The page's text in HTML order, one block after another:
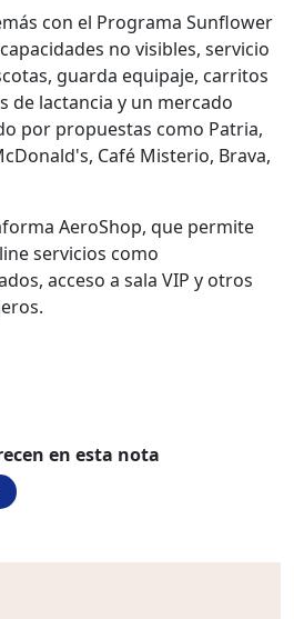
con el Programa Sunflower
no visibles, servicio
guarda equipaje, carritos
de lactancia y un mercado
por propuestas como Patria,
Café Misterio, Brava,
AeroShop, que permite
servicios como
acceso a sala VIP y otros
en esta nota